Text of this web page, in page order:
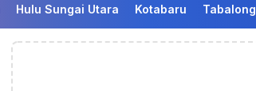
Hulu Sungai Utara Kotabaru Tabalong